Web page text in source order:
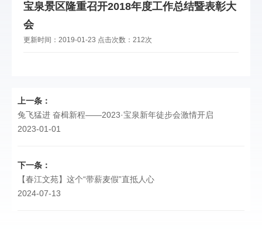
宝泉景区隆重召开2018年度工作总结暨表彰大
会
更新时间： 2019-01-23 点击次数： 212次
上一条：
兔飞猛进 奋楫新程——2023·宝泉新年徒步会激情开启
2023-01-01
下一条：
【春江文苑】这个“带薪麦假”直抵人心
2024-07-13